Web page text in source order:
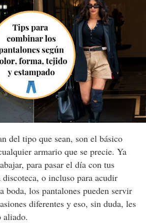
del tipo que sean, son el básico
armario que se precie. Ya
para pasar el día con tus
o incluso para acudir
boda, los pantalones pueden servir
diferentes y eso, sin duda, les
aliado.